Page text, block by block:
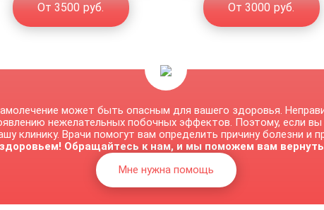
От 3500 руб. От 3000 руб.
может быть опасным для вашего здоровья.
нежелательных побочных эффектов. Поэтому, если
клинику. Врачи помогут вам определить причину болезни и
Обращайтесь к нам, и мы поможем вам
Мне нужна помощь